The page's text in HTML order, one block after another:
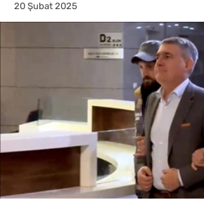
20 Şubat 2025